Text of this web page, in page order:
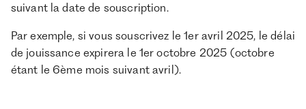
suivant la date de souscription.
Par exemple, si vous souscrivez le 1er avril 2025, le délai
de jouissance expirera le 1er octobre 2025 (octobre
étant le 6ème mois suivant avril).